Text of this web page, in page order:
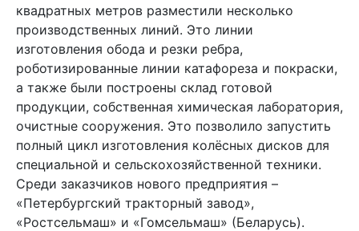
квадратных метров разместили несколько
производственных линий. Это линии
изготовления обода и резки ребра,
роботизированные линии катафореза и покраски,
а также были построены склад готовой
продукции, собственная химическая лаборатория,
очистные сооружения. Это позволило запустить
полный цикл изготовления колёсных дисков для
специальной и сельскохозяйственной техники.
Среди заказчиков нового предприятия –
«Петербургский тракторный завод»,
«Ростсельмаш» и «Гомсельмаш» (Беларусь).